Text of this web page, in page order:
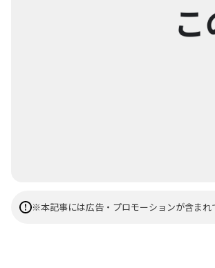
※本記事には広告・プロモーションが含まれ